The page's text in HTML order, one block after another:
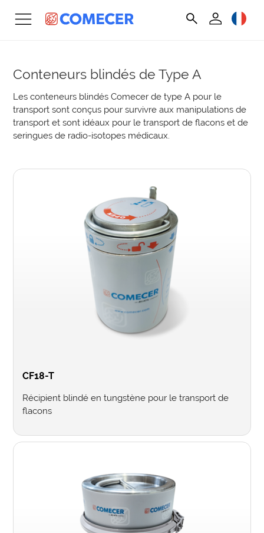
Conteneurs blindés de Type A
Les conteneurs blindés Comecer de type A pour le
transport sont conçus pour survivre aux manipulations de
transport et sont idéaux pour le transport de flacons et de
seringues de radio-isotopes médicaux.
CF18-T
Récipient blindé en tungstène pour le transport de
flacons